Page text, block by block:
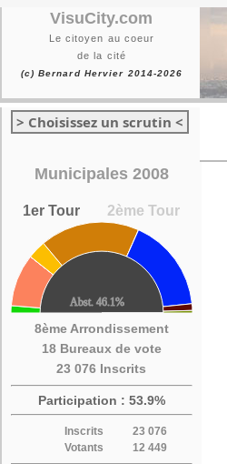
VisuCity.com
Le citoyen au coeur
de la cité
(c) Bernard Hervier 2014-2026
> Choisissez un scrutin <
Municipales 2008
1er Tour 2ème Tour
8ème Arrondissement
18 Bureaux de vote
23 076 Inscrits
Participation : 53.9%
Inscrits
23 076
Votants
12 449